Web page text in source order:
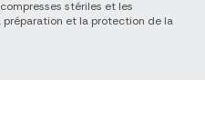
stériles et les
et la protection de la